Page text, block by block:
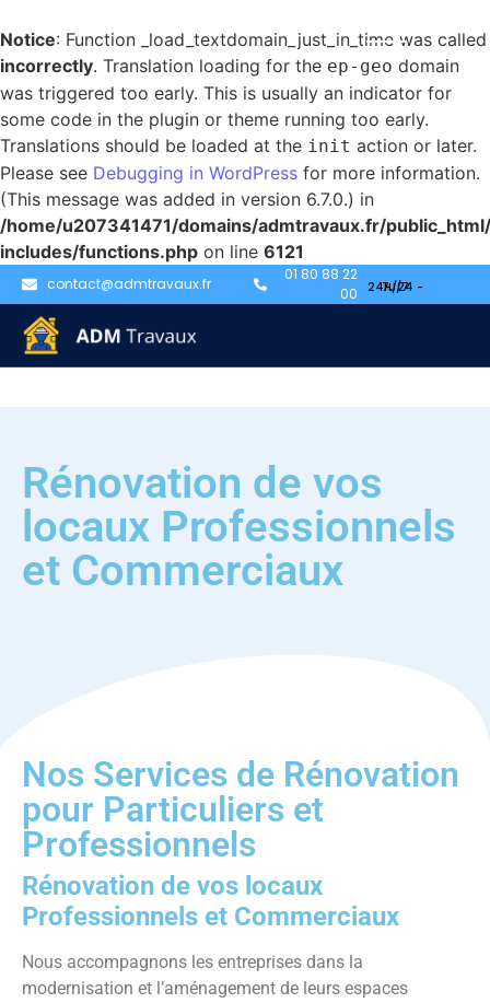
Notice: Function _load_textdomain_just_in_time was called
incorrectly. Translation loading for the ep-geo domain
was triggered too early. This is usually an indicator for
some code in the plugin or theme running too early.
Translations should be loaded at the init action or later.
Please see Debugging in WordPress for more information.
(This message was added in version 6.7.0.) in
/home/u207341471/domains/admtravaux.fr/
includes/functions.php on line 6121
contact@admtravaux.fr
01 80 88 22
00
Rénovation de vos
locaux Professionnels
et Commerciaux
Nos Services de Rénovation
pour Particuliers et
Professionnels
Rénovation de vos locaux
Professionnels et Commerciaux
Nous accompagnons les entreprises dans la
modernisation et l’aménagement de leurs espaces